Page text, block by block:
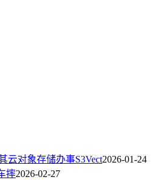
云对象存储办事S3Vect2026-01-24
摔2026-02-27